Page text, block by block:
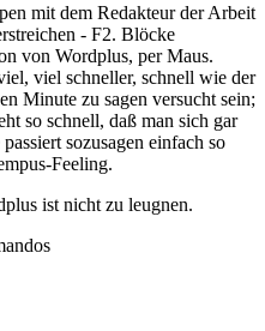
mit dem Redakteur der Arbeit
- F2. Blöcke
von Wordplus, per Maus.
viel schneller, schnell wie der
Minute zu sagen versucht sein;
so schnell, daß man sich gar
sozusagen einfach so
Feeling.
ist nicht zu leugnen.